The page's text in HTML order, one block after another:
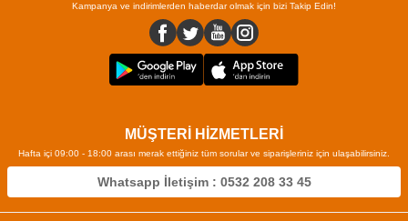
Kampanya ve indirimlerden haberdar olmak için bizi Takip Edin!
MÜŞTERİ HİZMETLERİ
Hafta içi 09:00 - 18:00 arası merak ettiğiniz tüm sorular ve siparişleriniz için ulaşabilirsiniz.
Whatsapp İletişim : 0532 208 33 45